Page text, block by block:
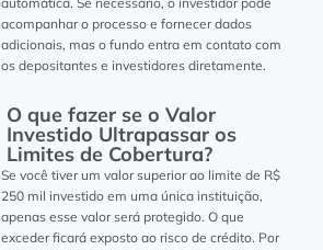
acompanhar o processo e fornecer dados
adicionais, mas o fundo entra em contato com
os depositantes e investidores diretamente.
O que fazer se o Valor
Investido Ultrapassar os
Limites de Cobertura?
Se você tiver um valor superior ao limite de R$
250 mil investido em uma única instituição,
apenas esse valor será protegido. O que
exceder ficará exposto ao risco de crédito. Por